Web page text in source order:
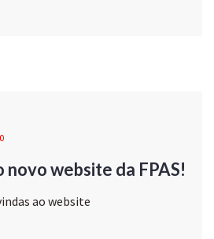
novo website da FPAS!
ao website